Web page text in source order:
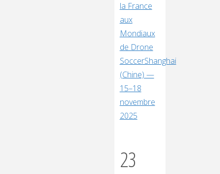
la France
aux
Mondiaux
de Drone
SoccerShanghai
(Chine) —
15–18
novembre
2025
23